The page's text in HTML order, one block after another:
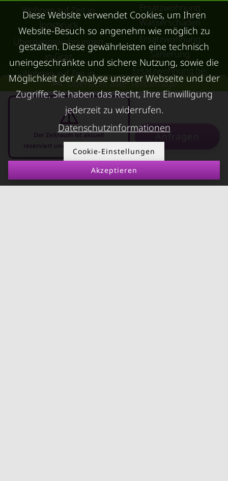
Übersicht aller Teilbeträge
Der Zeitraum ist aktuell
reserviert und nicht anfragbar
-
Anfragen
Wohnen auf Zeit in
Innsbruck
Übergangswohnungen
in Graz
Wohnen auf Zeit in
Villach
Wohnen auf Zeit in Wels
Kurzzeitmiete Klagenfurt
Wohnen auf Zeit
Dornbirn
Deutschland
Ersatzwohnung
Wasserschaden
Ersatzwohnung
Sanierung
Ersatzwohnung bei
Schimmel
Trennungswohnung
Österreich
Diese Website verwendet Cookies, um Ihren
Website-Besuch so angenehm wie möglich zu
gestalten. Diese gewährleisten eine technisch
uneingeschränkte und sichere Nutzung, sowie die
Möglichkeit der Analyse unserer Webseite und der
Zugriffe. Sie haben das Recht, Ihre Einwilligung
jederzeit zu widerrufen.
Datenschutzinformationen
Cookie-Einstellungen
Akzeptieren